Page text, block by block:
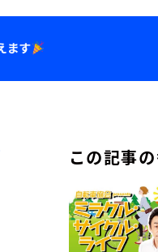
この記事